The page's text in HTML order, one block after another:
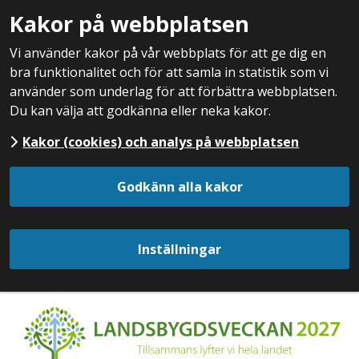
Kakor på webbplatsen
Vi använder kakor på vår webbplats för att ge dig en
bra funktionalitet och för att samla in statistik som vi
använder som underlag för att förbättra webbplatsen.
Du kan välja att godkänna eller neka kakor.
Kakor (cookies) och analys på webbplatsen
Godkänn alla kakor
Inställningar